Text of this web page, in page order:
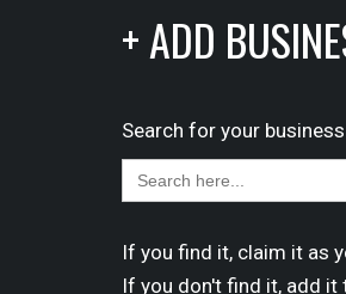
+ ADD
Search for your
Search
for:
If you find it, claim it as
If you don't find it, add it